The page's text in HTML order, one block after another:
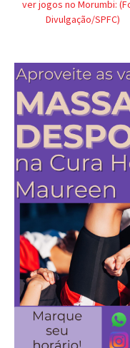
ver jogos no Morumbi:
Divulgação/SPFC)